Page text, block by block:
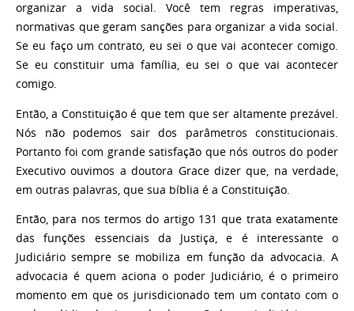
organizar a vida social. Você tem regras imperativas,
normativas que geram sanções para organizar a vida social.
Se eu faço um contrato, eu sei o que vai acontecer comigo.
Se eu constituir uma família, eu sei o que vai acontecer
comigo.
Então, a Constituição é que tem que ser altamente prezável.
Nós não podemos sair dos parâmetros constitucionais.
Portanto foi com grande satisfação que nós outros do poder
Executivo ouvimos a doutora Grace dizer que, na verdade,
em outras palavras, que sua bíblia é a Constituição.
Então, para nos termos do artigo 131 que trata exatamente
das funções essenciais da Justiça, e é interessante o
Judiciário sempre se mobiliza em função da advocacia. A
advocacia é quem aciona o poder Judiciário, é o primeiro
momento em que os jurisdicionado tem um contato com o